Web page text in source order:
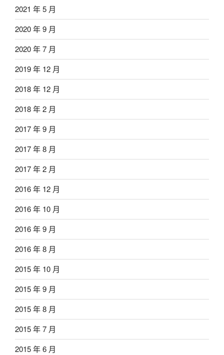
2021 年 5 月
2020 年 9 月
2020 年 7 月
2019 年 12 月
2018 年 12 月
2018 年 2 月
2017 年 9 月
2017 年 8 月
2017 年 2 月
2016 年 12 月
2016 年 10 月
2016 年 9 月
2016 年 8 月
2015 年 10 月
2015 年 9 月
2015 年 8 月
2015 年 7 月
2015 年 6 月